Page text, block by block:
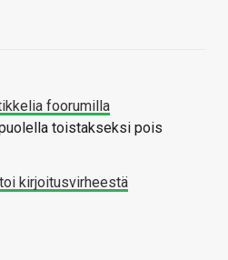
foorumilla
toistakseksi pois
kirjoitusvirheestä